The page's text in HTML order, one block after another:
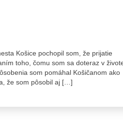
Košice pochopil som, že prijatie
toho, čomu som sa doteraz v
som pomáhal Košičanom ako
že som pôsobil aj […]